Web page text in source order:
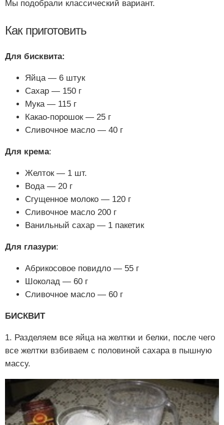
Мы подобрали классический вариант.
Как приготовить
Для бисквита:
Яйца — 6 штук
Сахар — 150 г
Мука — 115 г
Какао-порошок — 25 г
Сливочное масло — 40 г
Для крема:
Желток — 1 шт.
Вода — 20 г
Сгущенное молоко — 120 г
Сливочное масло 200 г
Ванильный сахар — 1 пакетик
Для глазури:
Абрикосовое повидло — 55 г
Шоколад — 60 г
Сливочное масло — 60 г
БИСКВИТ
1. Разделяем все яйца на желтки и белки, после чего
все желтки взбиваем с половиной сахара в пышную
массу.